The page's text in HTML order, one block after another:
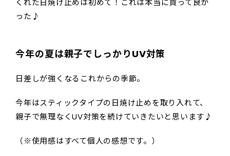
くれた日焼け止めは初めて！これは本当に買って良か
った♪
今年の夏は親子でしっかりUV対策
日差しが強くなるこれからの季節。
今年はスティックタイプの日焼け止めを取り入れて、
親子で無理なくUV対策を続けていきたいと思います♪
（※使用感はすべて個人の感想です。）